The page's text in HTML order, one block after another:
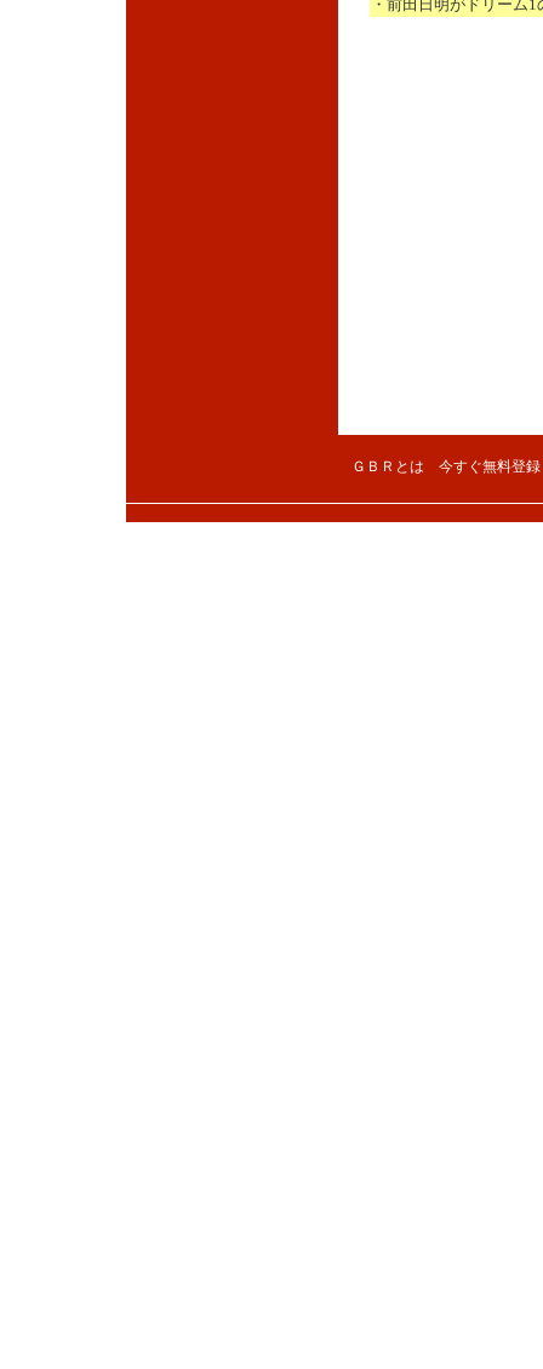
・前田日明がドリーム
ＧＢＲとは 今すぐ無料登録